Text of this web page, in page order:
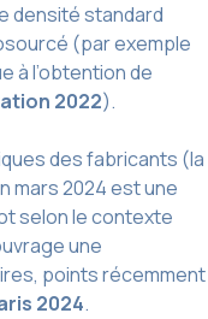
densité standard
(par exemple
à l’obtention de
2022).
des fabricants (la
mars 2024 est une
selon le contexte
une
points récemment
2024.